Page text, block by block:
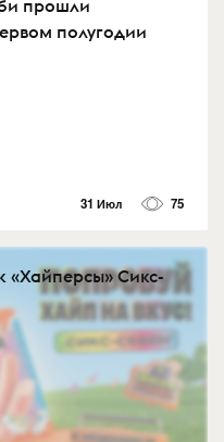
прошли
полугодии
31 Июл 75
«Хайперсы» Сикс-